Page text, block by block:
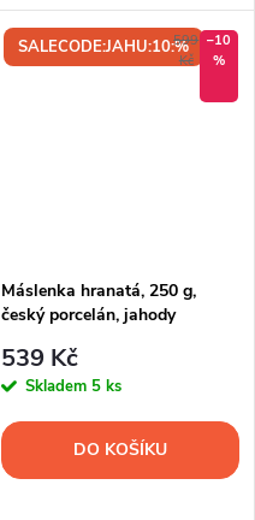
SALECODE:JAHU:10:%599
Kč
–10
%
Máslenka hranatá, 250 g,
český porcelán, jahody
539 Kč
Skladem 5 ks
DO KOŠÍKU